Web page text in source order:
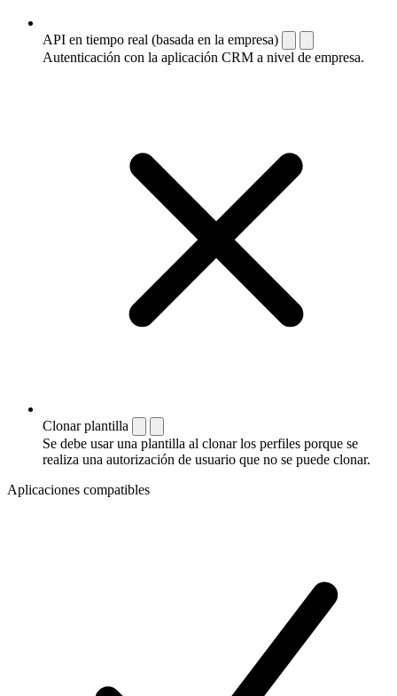
API en tiempo real (basada en la empresa)
Autenticación con la aplicación CRM a nivel de empresa.
Clonar plantilla
Se debe usar una plantilla al clonar los perfiles porque se
realiza una autorización de usuario que no se puede clonar.
Aplicaciones compatibles